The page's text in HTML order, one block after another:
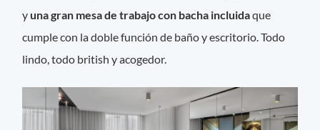
y una gran mesa de trabajo con bacha incluidaque
cumple con la doble función de baño y escritorio. Todo
lindo, todo british y acogedor.